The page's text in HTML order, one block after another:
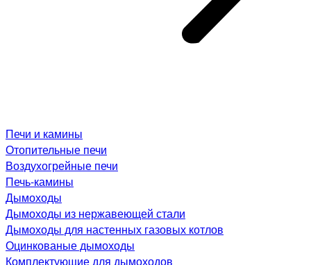
Печи и камины
Отопительные печи
Воздухогрейные печи
Печь-камины
Дымоходы
Дымоходы из нержавеющей стали
Дымоходы для настенных газовых котлов
Оцинкованые дымоходы
Комплектующие для дымоходов